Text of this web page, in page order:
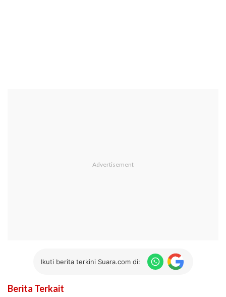
Ikuti berita terkini Suara.com di:
Berita Terkait